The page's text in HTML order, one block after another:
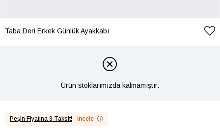
Taba Deri Erkek Günlük Ayakkabı
Ürün stoklarımızda kalmamıştır.
Peşin Fiyatına 3 Taksit! · İncele ⓘ